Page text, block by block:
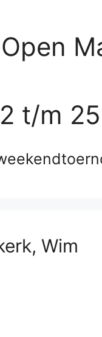
t/m
Wim